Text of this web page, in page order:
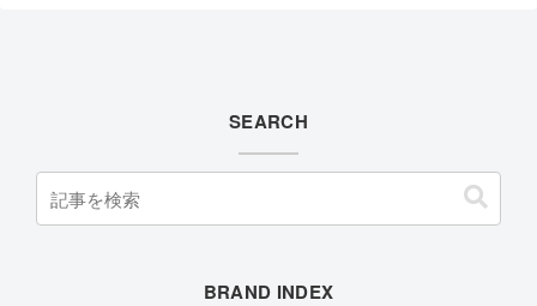
SEARCH
BRAND INDEX